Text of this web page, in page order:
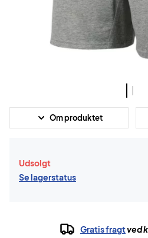
Om produktet
Udsolgt
Se lagerstatus
Gratis fragtved